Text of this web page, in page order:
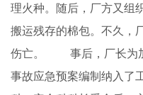
理火种。随后，厂方又组
搬运残存的棉包。不久，
伤亡。 事后，厂长为加
事故应急预案编制纳入了